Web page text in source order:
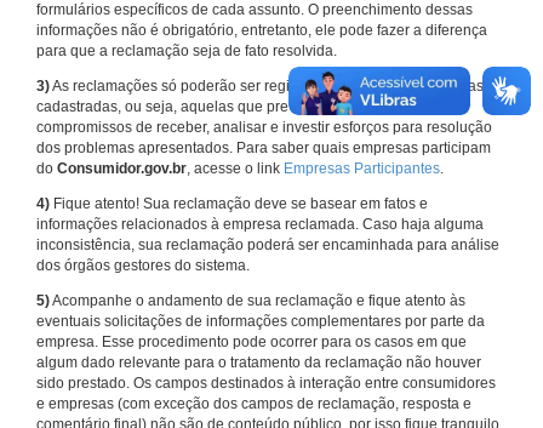
formulários específicos de cada assunto. O preenchimento dessas
informações não é obrigatório, entretanto, ele pode fazer a diferença
para que a reclamação seja de fato resolvida.
3)As reclamações só poderão ser registradas em face de empresas
cadastradas, ou seja, aquelas que previamente assumiram
compromissos de receber, analisar e investir esforços para resolução
dos problemas apresentados. Para saber quais empresas participam
do Consumidor.gov.br, acesse o link Empresas Participantes.
4) Fique atento! Sua reclamação deve se basear em fatos e
informações relacionados à empresa reclamada. Caso haja alguma
inconsistência, sua reclamação poderá ser encaminhada para análise
dos órgãos gestores do sistema.
5)Acompanhe o andamento de sua reclamação e fique atento às
eventuais solicitações de informações complementares por parte da
empresa. Esse procedimento pode ocorrer para os casos em que
algum dado relevante para o tratamento da reclamação não houver
sido prestado. Os campos destinados à interação entre consumidores
e empresas (com exceção dos campos de reclamação, resposta e